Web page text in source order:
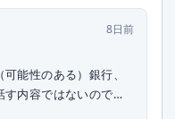
8日前
能性のある）銀行、
内容ではないので、